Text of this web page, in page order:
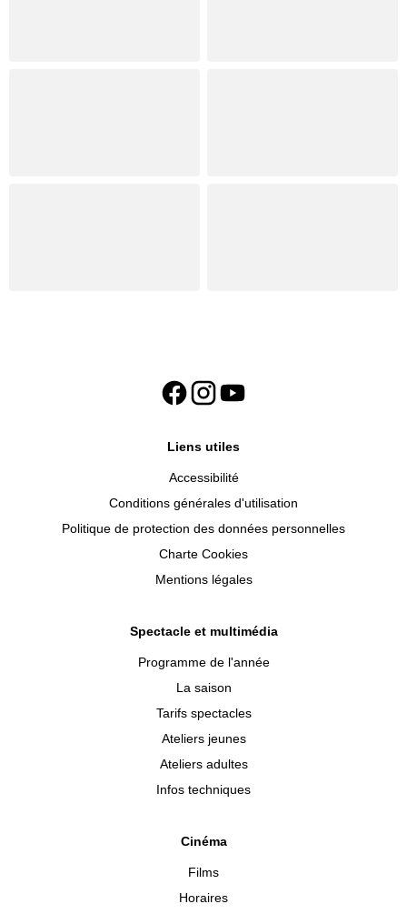
Liens utiles
Accessibilité
Conditions générales d'utilisation
Politique de protection des données personnelles
Charte Cookies
Mentions légales
Spectacle et multimédia
Programme de l'année
La saison
Tarifs spectacles
Ateliers jeunes
Ateliers adultes
Infos techniques
Cinéma
Films
Horaires